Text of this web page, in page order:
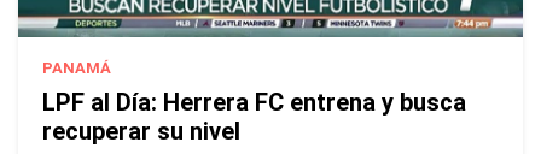
PANAMÁ
LPF al Día: Herrera FC entrena y busca
recuperar su nivel